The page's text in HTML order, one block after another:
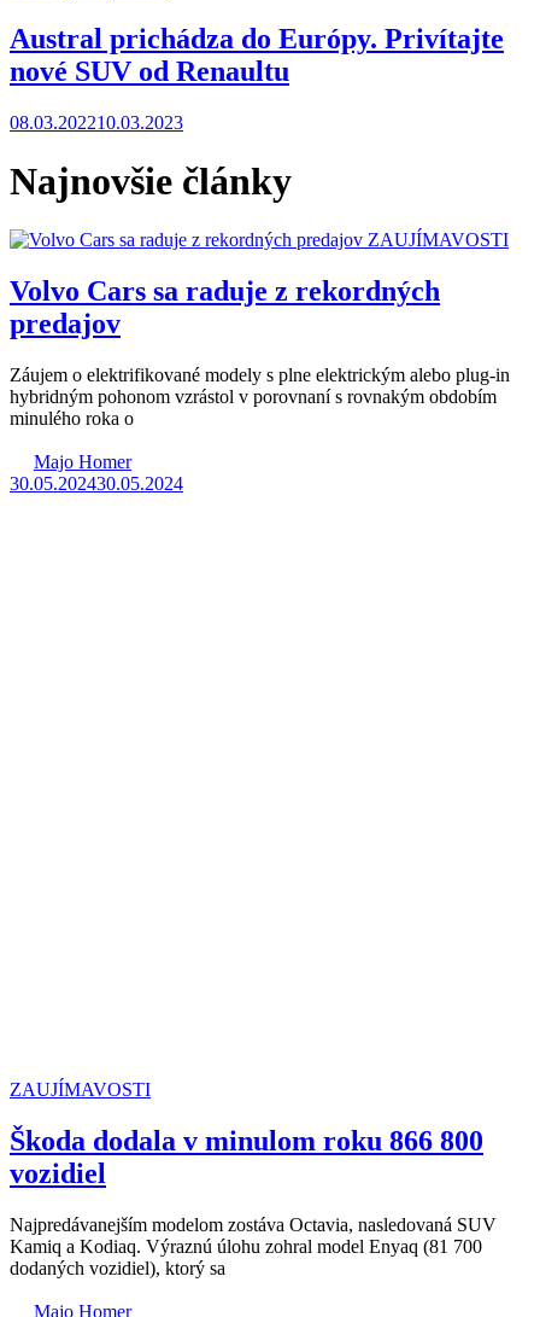
Austral prichádza do Európy. Privítajte
nové SUV od Renaultu
08.03.202210.03.2023
Najnovšie články
ZAUJÍMAVOSTI
Volvo Cars sa raduje z rekordných
predajov
Záujem o elektrifikované modely s plne elektrickým alebo plug-in
hybridným pohonom vzrástol v porovnaní s rovnakým obdobím
minulého roka o
Majo Homer
30.05.202430.05.2024
ZAUJÍMAVOSTI
Škoda dodala v minulom roku 866 800
vozidiel
Najpredávanejším modelom zostáva Octavia, nasledovaná SUV
Kamiq a Kodiaq. Výraznú úlohu zohral model Enyaq (81 700
dodaných vozidiel), ktorý sa
Majo Homer